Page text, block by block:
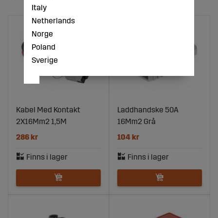
Kabel Med Kontakt
2X16Mm2 1,5M
286 kr
Laddhandske 50A
16Mm2 Grå
104 kr
Italy
Netherlands
Norge
Poland
Sverige